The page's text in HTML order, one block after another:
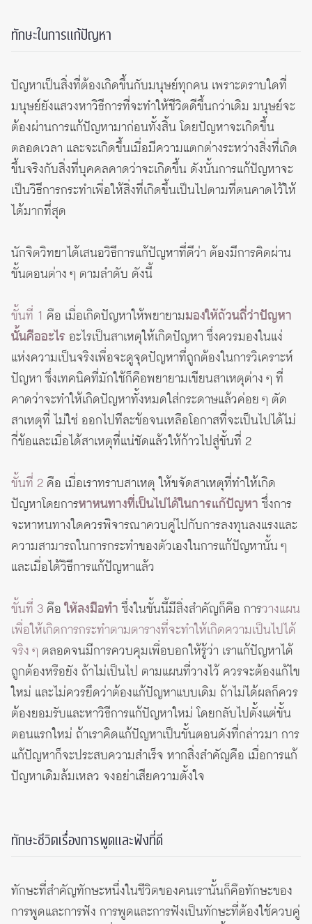
ทักษะในการแก้ปัญหา
ปัญหาเป็นสิ่งที่ต้องเกิดขึ้นกับมนุษย์ทุกคน เพราะตราบใดที่
มนุษย์ยังแสวงหาวิธีการที่จะทำให้ชีวิตดีขึ้นกว่าเดิม มนุษย์จะ
ต้องผ่านการแก้ปัญหามาก่อนทั้งสิ้น โดยปัญหาจะเกิดขึ้น
ตลอดเวลา และจะเกิดขึ้นเมื่อมีความแตกต่างระหว่างสิ่งที่เกิด
ขึ้นจริงกับสิ่งที่บุคคลคาดว่าจะเกิดขึ้น ดังนั้นการแก้ปัญหาจะ
เป็นวิธีการกระทำเพื่อให้สิ่งที่เกิดขึ้นเป็นไปตามที่ตนคาดไว้ให้
ได้มากที่สุด
นักจิตวิทยาได้เสนอวิธีการแก้ปัญหาที่ดีว่า ต้องมีการคิดผ่าน
ขั้นตอนต่าง ๆ ตามลำดับ ดังนี้
ขั้นที่ 1 คือ เมื่อเกิดปัญหาให้พยายามมองให้ถ้วนถี่ว่าปัญหา
นั้นคืออะไรอะไรเป็นสาเหตุให้เกิดปัญหา ซึ่งควรมองในแง่
แห่งความเป็นจริงเพื่อจะดูจุดปัญหาที่ถูกต้องในการวิเคราะห์
ปัญหา ซึ่งเทคนิคที่มักใช้ก็คือพยายามเขียนสาเหตุต่าง ๆ ที่
คาดว่าจะทำให้เกิดปัญหาทั้งหมดใส่กระดาษแล้วค่อย ๆ ตัด
สาเหตุที่ ไม่ใช่ ออกไปทีละข้อจนเหลือโอกาสที่จะเป็นไปได้ไม่
กี่ข้อและเมื่อได้สาเหตุที่แน่ชัดแล้วให้ก้าวไปสู่ขั้นที่ 2
ขั้นที่ 2 คือ เมื่อเราทราบสาเหตุ ให้ขจัดสาเหตุที่ทำให้เกิด
ปัญหาโดยการหาหนทางที่เป็นไปได้ในการแก้ปัญหาซึ่งการ
จะหาหนทางใดควรพิจารณาควบคู่ไปกับการลงทุนลงแรงและ
ความสามารถในการกระทำของตัวเองในการแก้ปัญหานั้น ๆ
และเมื่อได้วิธีการแก้ปัญหาแล้ว
ขั้นที่ 3 คือให้ลงมือทำซึ่งในขั้นนี้มีสิ่งสำคัญก็คือ การวางแผน
เพื่อให้เกิดการกระทำตามตารางที่จะทำให้เกิดความเป็นไปได้
จริง ๆ ตลอดจนมีการควบคุมเพื่อบอกให้รู้ว่า เราแก้ปัญหาได้
ถูกต้องหรือยัง ถ้าไม่เป็นไป ตามแผนที่วางไว้ ควรจะต้องแก้ไข
ใหม่ และไม่ควรยึดว่าต้องแก้ปัญหาแบบเดิม ถ้าไม่ได้ผลก็ควร
ต้องยอมรับและหาวิธีการแก้ปัญหาใหม่ โดยกลับไปตั้งแต่ขั้น
ตอนแรกใหม่ ถ้าเราคิดแก้ปัญหาเป็นขั้นตอนดังที่กล่าวมา การ
แก้ปัญหาก็จะประสบความสำเร็จ หากสิ่งสำคัญคือ เมื่อการแก้
ปัญหาเดิมล้มเหลว จงอย่าเสียความตั้งใจ
ทักษะชีวิตเรื่องการพูดและฟังที่ดี
ทักษะที่สำคัญทักษะหนึ่งในชีวิตของคนเรานั้นก็คือทักษะของ
การพูดและการฟัง การพูดและการฟังเป็นทักษะที่ต้องใช้ควบคู่